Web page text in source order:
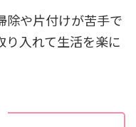
除や片付けが苦手で
入れて生活を楽に